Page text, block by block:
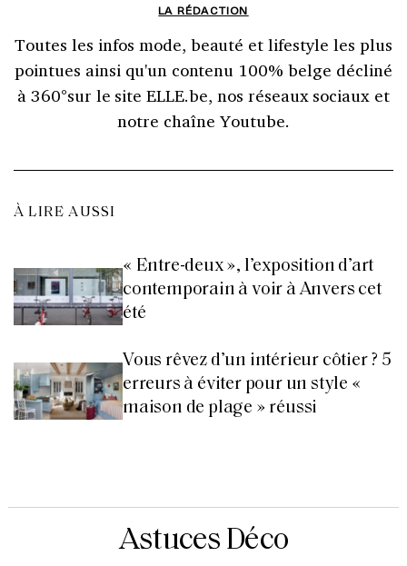
LA RÉDACTION
Toutes les infos mode, beauté et lifestyle les plus
pointues ainsi qu'un contenu 100% belge décliné
à 360°sur le site ELLE.be, nos réseaux sociaux et
notre chaîne Youtube.
À LIRE AUSSI
« Entre-deux », l’exposition d’art
contemporain à voir à Anvers cet
été
Vous rêvez d’un intérieur côtier ? 5
erreurs à éviter pour un style «
maison de plage » réussi
Astuces Déco